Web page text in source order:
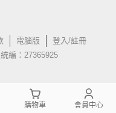
電腦版
登入/註冊
編：27365925
購物車 會員中心